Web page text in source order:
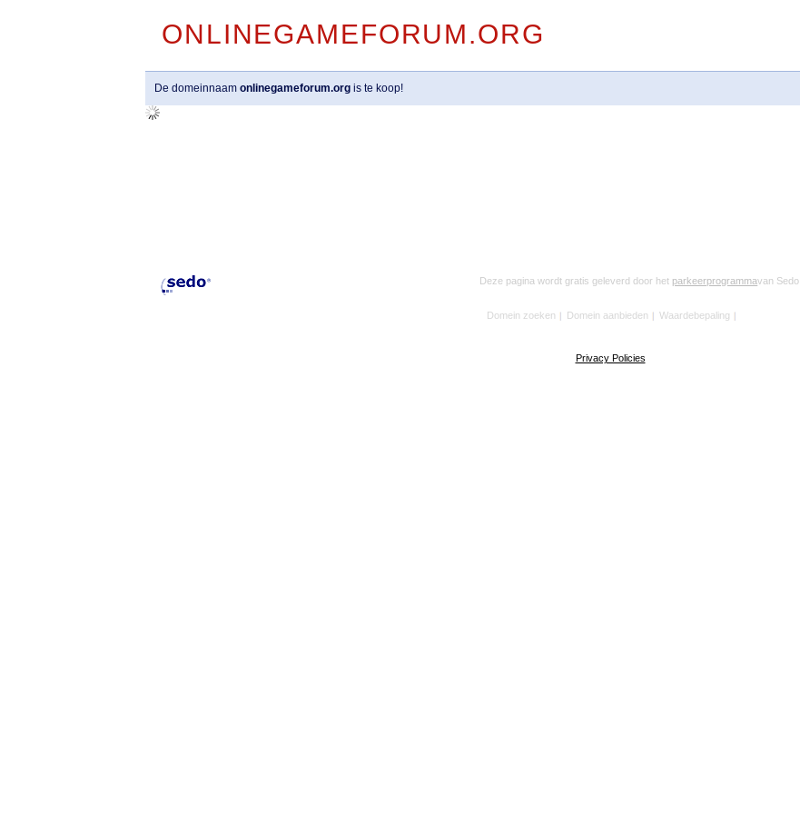
ONLINEGAMEFORUM.ORG
De domeinnaam onlinegameforum.org is te koop!
Deze pagina wordt gratis geleverd door het parkeerprogrammavan Sedo.
Domein zoeken Domein aanbieden Waardebepaling
Privacy Policies